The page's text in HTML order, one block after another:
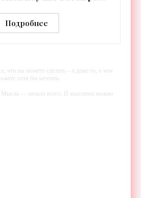
Подробнее
что вы можете сделать – и даже то, о чем
хотя бы мечтать.
— начало всего. И мыслями можно